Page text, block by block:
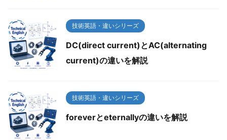
技術英語・違いシリーズ
DC(direct current)とAC(alternating
current)の違いを解説
技術英語・違いシリーズ
foreverとeternallyの違いを解説